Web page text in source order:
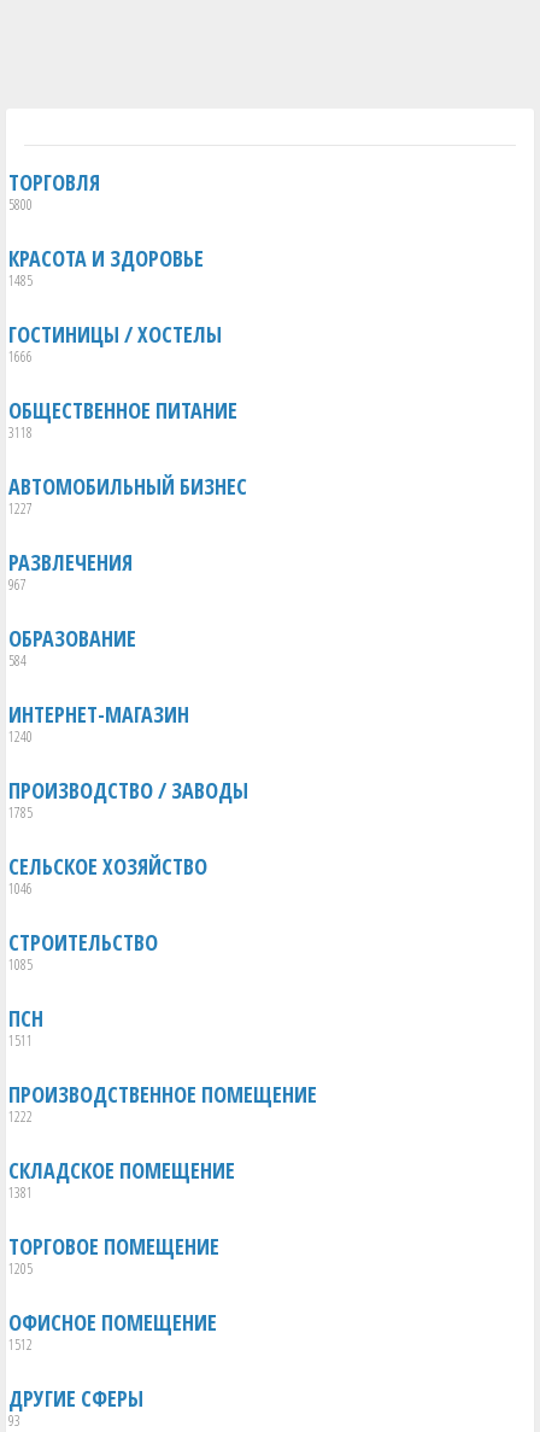
ТОРГОВЛЯ
5800
КРАСОТА И ЗДОРОВЬЕ
1485
ГОСТИНИЦЫ / ХОСТЕЛЫ
1666
ОБЩЕСТВЕННОЕ ПИТАНИЕ
3118
АВТОМОБИЛЬНЫЙ БИЗНЕС
1227
РАЗВЛЕЧЕНИЯ
967
ОБРАЗОВАНИЕ
584
ИНТЕРНЕТ-МАГАЗИН
1240
ПРОИЗВОДСТВО / ЗАВОДЫ
1785
СЕЛЬСКОЕ ХОЗЯЙСТВО
1046
СТРОИТЕЛЬСТВО
1085
ПСН
1511
ПРОИЗВОДСТВЕННОЕ ПОМЕЩЕНИЕ
1222
СКЛАДСКОЕ ПОМЕЩЕНИЕ
1381
ТОРГОВОЕ ПОМЕЩЕНИЕ
1205
ОФИСНОЕ ПОМЕЩЕНИЕ
1512
ДРУГИЕ СФЕРЫ
93